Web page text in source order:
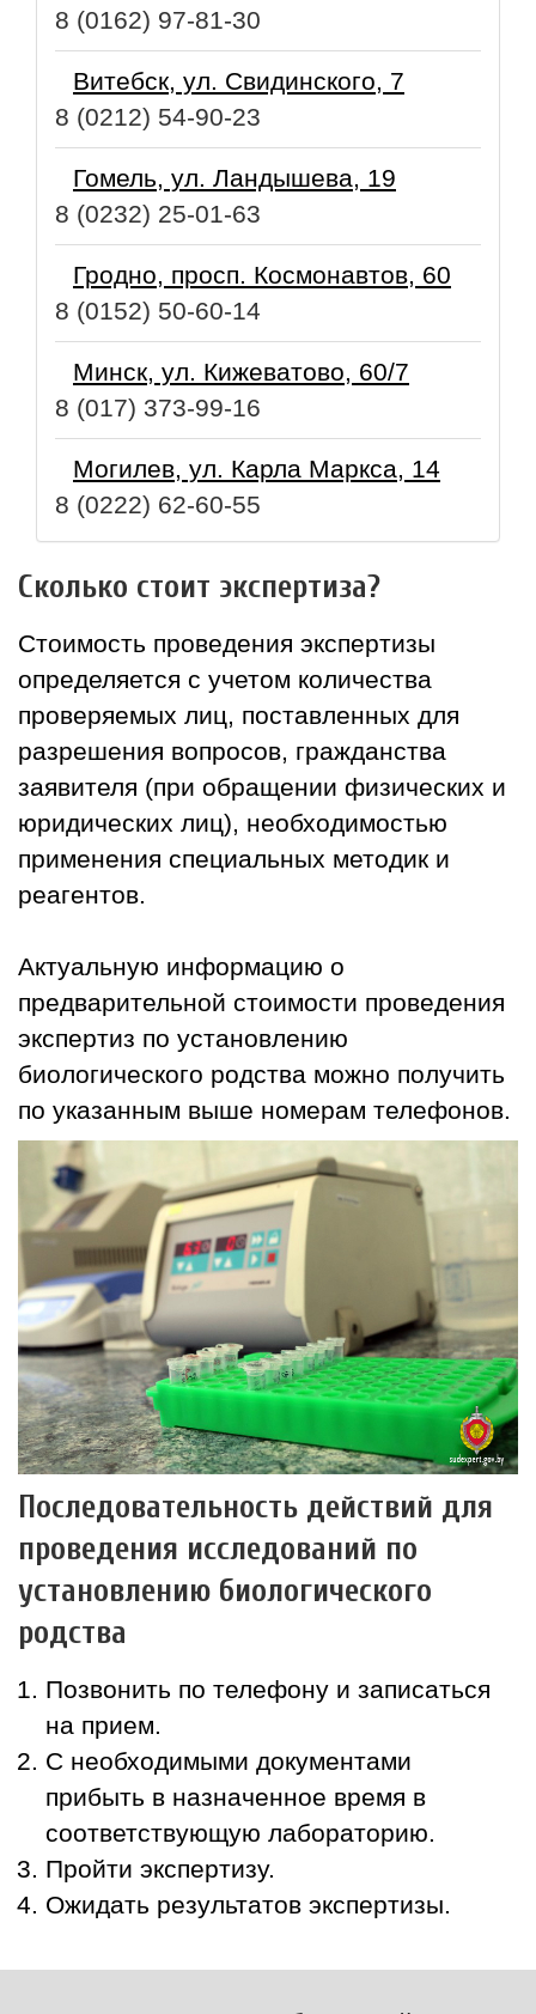
8 (0162) 97-81-30
Витебск, ул. Свидинского, 7
8 (0212) 54-90-23
Гомель, ул. Ландышева, 19
8 (0232) 25-01-63
Гродно, просп. Космонавтов, 60
8 (0152) 50-60-14
Минск, ул. Кижеватово, 60/7
8 (017) 373-99-16
Могилев, ул. Карла Маркса, 14
8 (0222) 62-60-55
Сколько стоит экспертиза?
Стоимость проведения экспертизы
определяется с учетом количества
проверяемых лиц, поставленных для
разрешения вопросов, гражданства
заявителя (при обращении физических и
юридических лиц), необходимостью
применения специальных методик и
реагентов.
Актуальную информацию о
предварительной стоимости проведения
экспертиз по установлению
биологического родства можно получить
по указанным выше номерам телефонов.
Последовательность действий для
проведения исследований по
установлению биологического
родства
Позвонить по телефону и записаться
на прием.
С необходимыми документами
прибыть в назначенное время в
соответствующую лабораторию.
Пройти экспертизу.
Ожидать результатов экспертизы.